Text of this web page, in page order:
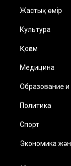
Жастық өмір
Культура
Қоғам
Медицина
Образование и
Политика
Спорт
Экономика